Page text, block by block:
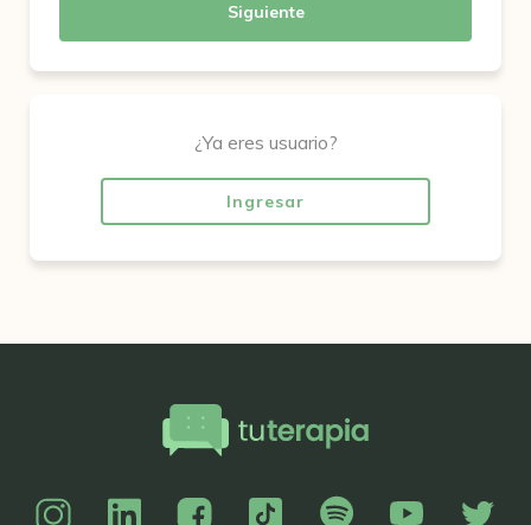
Siguiente
¿Ya eres usuario?
Ingresar